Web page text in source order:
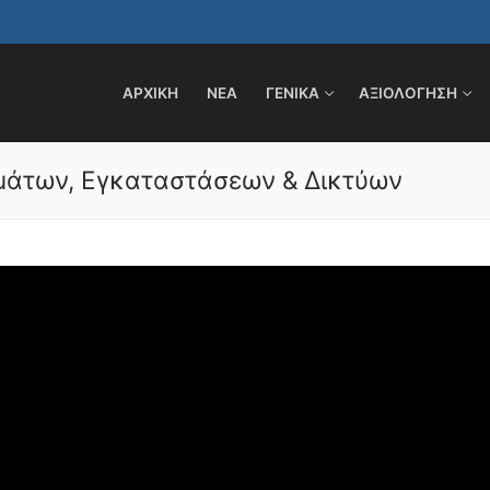
ΑΡΧΙΚΗ ΝΕΑ ΓΕΝΙΚΑ ΑΞΙΟΛΟΓΗΣΗ
Εγκαταστάσεων & Δικτύων